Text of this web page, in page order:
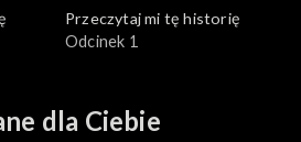
Przeczytaj mi tę historię
Odcinek 1
dla Ciebie